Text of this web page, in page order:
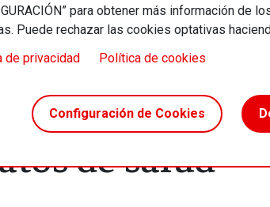
para obtener más información
Puede rechazar las cookies optativas
de privacidad
Política de cookies
Configuración de Cookies
el melón
de salud